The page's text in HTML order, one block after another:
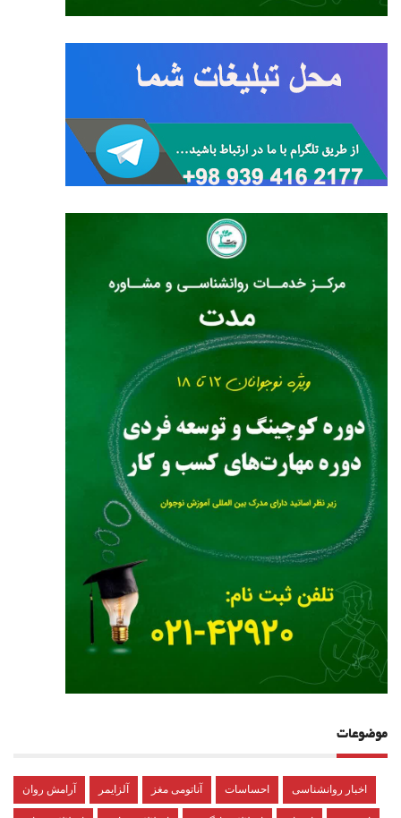
موضوعات
آرامش روان آلزایمر آناتومی مغز احساسات اخبار روانشناسی